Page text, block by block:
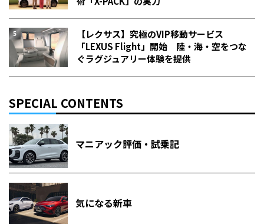
【レクサス】究極のVIP移動サービス
「LEXUS Flight」開始 陸・海・空をつな
ぐラグジュアリー体験を提供
SPECIAL CONTENTS
マニアック評価・試乗記
気になる新車